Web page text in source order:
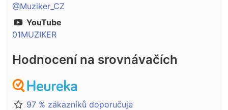
@Muziker_CZ
YouTube
01MUZIKER
Hodnocení na srovnávačích
97 % zákazníků doporučuje